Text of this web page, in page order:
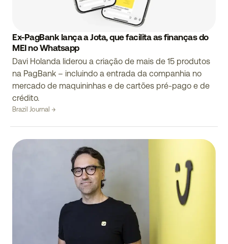
Ex-PagBank lança a Jota, que facilita as finanças do
MEI no Whatsapp
Davi Holanda liderou a criação de mais de 15 produtos
na PagBank – incluindo a entrada da companhia no
mercado de maquininhas e de cartões pré-pago e de
crédito.
Brazil Journal →